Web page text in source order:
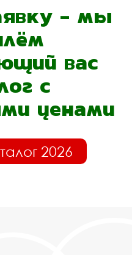
- мы
вас
с
ценами
2026